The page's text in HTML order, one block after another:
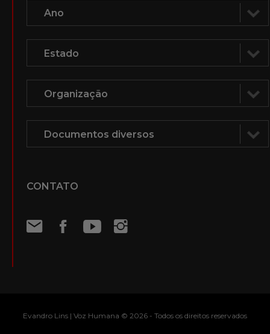
CONTATO
Evandro Lins | Voz Humana © 2026 - Todos os direitos reservados